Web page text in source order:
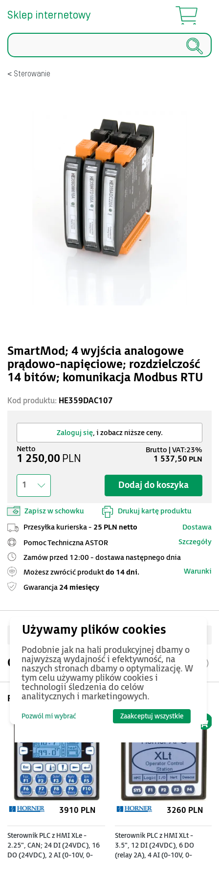
Sklep internetowy
Szukaj
Sterowanie
SmartMod; 4 wyjścia analogowe
prądowo-napięciowe; rozdzielczość
14 bitów; komunikacja Modbus RTU
Kod produktu: HE359DAC107
Zaloguj się, i zobacz niższe ceny.
Dodaj do koszyka
1
Zapisz w schowku Drukuj kartę produktu
1 250,00 PLN 1 537,50 PLN
Przesyłka kurierska - 25 PLN netto
Dostawa
Pomoc Techniczna ASTOR
Szczegóły
Zamów przed 12:00 - dostawa następnego dnia
Możesz zwrócić produktdo 14 dni.
Warunki
Gwarancja 24 miesięcy
Oceń produkt
Opis produktu
Pomyśl też o...
Sterownik PLC z HMI XLe -
2.25", CAN; 24 DI (24VDC), 16
DO (24VDC), 2 AI (0-10V, 0-
3910 PLN
Sterownik PLC z HMI XLt -
3.5", 12 DI (24VDC), 6 DO
(relay 2A), 4 AI (0-10V, 0-
3260 PLN
Podobnie jak na hali produkcyjnej dbamy o
najwyższą wydajność i efektywność, na
naszych stronach dbamy o optymalizację. W
tym celu używamy plików cookies i
technologii śledzenia do celów
analitycznych i marketingowych.
Pozwól mi wybrać Zaakceptuj wszystkie